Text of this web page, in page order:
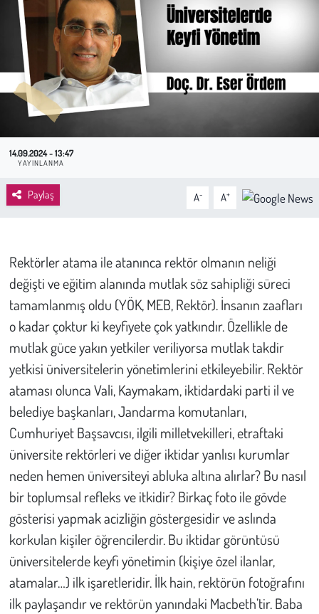
14.09.2024 - 13:47
YAYINLANMA
Paylaş A- A+
Rektörler atama ile atanınca rektör olmanın neliği
değişti ve eğitim alanında mutlak söz sahipliği süreci
tamamlanmış oldu (YÖK, MEB, Rektör). İnsanın zaafları
o kadar çoktur ki keyfiyete çok yatkındır. Özellikle de
mutlak güce yakın yetkiler veriliyorsa mutlak takdir
yetkisi üniversitelerin yönetimlerini etkileyebilir. Rektör
ataması olunca Vali, Kaymakam, iktidardaki parti il ve
belediye başkanları, Jandarma komutanları,
Cumhuriyet Başsavcısı, ilgili milletvekilleri, etraftaki
üniversite rektörleri ve diğer iktidar yanlısı kurumlar
neden hemen üniversiteyi abluka altına alırlar? Bu nasıl
bir toplumsal refleks ve itkidir? Birkaç foto ile gövde
gösterisi yapmak acizliğin göstergesidir ve aslında
korkulan kişiler öğrencilerdir. Bu iktidar görüntüsü
üniversitelerde keyfi yönetimin (kişiye özel ilanlar,
atamalar…) ilk işaretleridir. İlk hain, rektörün fotoğrafını
ilk paylaşandır ve rektörün yanındaki Macbeth’tir. Baba
Sağlık
Emek
Spor
Çocuk
Kültür Sanat
İnsan Hakları
Hayvan Hakları
Çevre
Galeri
Günün İçinden
Vefat İlanları
Tarih
Hukuk
Tarım
Son Dakika